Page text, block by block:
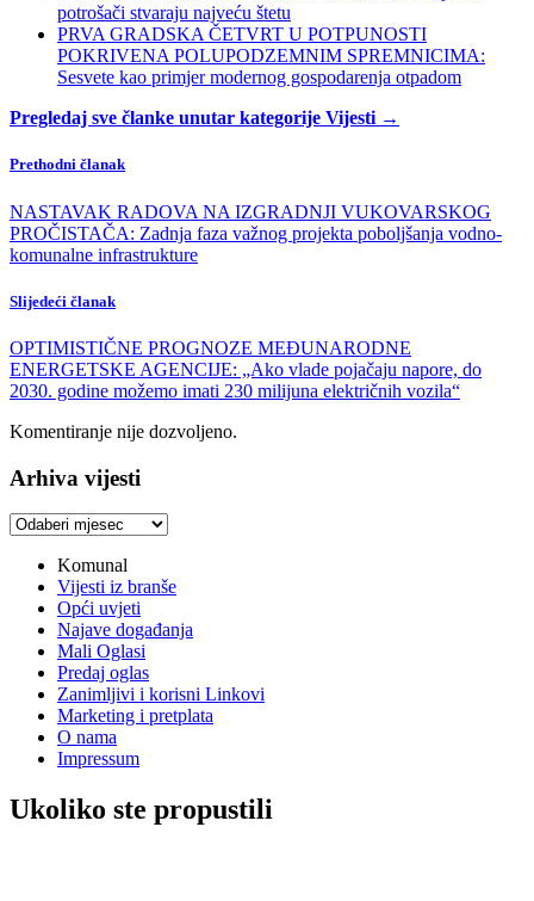
potrošači stvaraju najveću štetu
PRVA GRADSKA ČETVRT U POTPUNOSTI
POKRIVENA POLUPODZEMNIM SPREMNICIMA:
Sesvete kao primjer modernog gospodarenja otpadom
Pregledaj sve članke unutar kategorije Vijesti →
Prethodni članak
NASTAVAK RADOVA NA IZGRADNJI VUKOVARSKOG
PROČISTAČA: Zadnja faza važnog projekta poboljšanja vodno-
komunalne infrastrukture
Slijedeći članak
OPTIMISTIČNE PROGNOZE MEĐUNARODNE
ENERGETSKE AGENCIJE: „Ako vlade pojačaju napore, do
2030. godine možemo imati 230 milijuna električnih vozila“
Komentiranje nije dozvoljeno.
Arhiva vijesti
Arhiva
Komunal
Vijesti iz branše
Opći uvjeti
Najave događanja
Mali Oglasi
Predaj oglas
Zanimljivi i korisni Linkovi
Marketing i pretplata
O nama
Impressum
Ukoliko ste propustili